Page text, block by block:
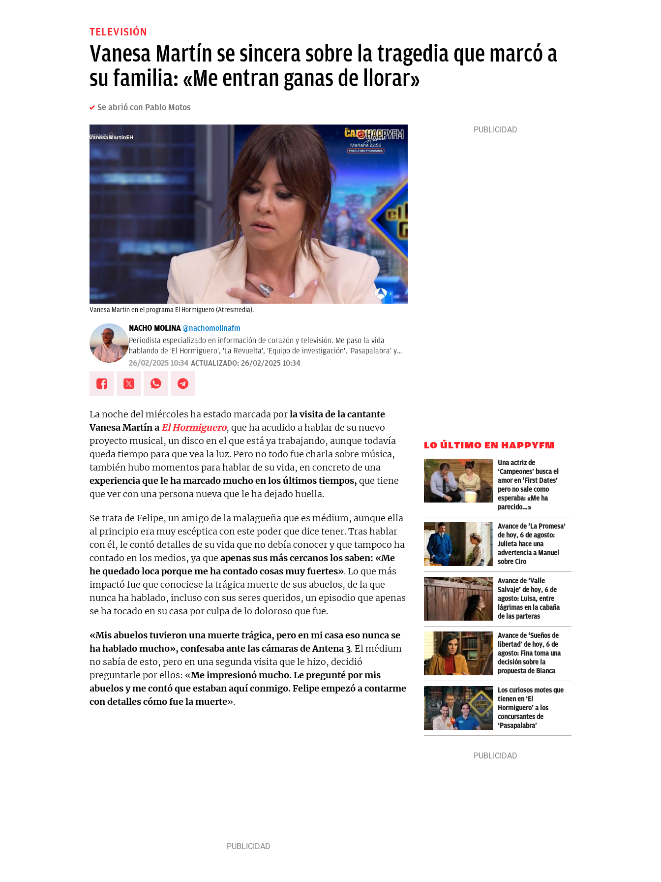
TELEVISIÓN
Vanesa Martín se sincera sobre la tragedia que marcó a
su familia: «Me entran ganas de llorar»
Se abrió con Pablo Motos
Vanesa Martín en el programa El Hormiguero (Atresmedia).
NACHO MOLINA @nachomolinafm
Periodista especializado en información de corazón y televisión. Me paso la vida
hablando de 'El Hormiguero', 'La Revuelta', 'Equipo de investigación', 'Pasapalabra' y
me encanta estudiar las audiencias de televisión cada mañana. Tampoco me pierdo
26/02/2025 10:34 ACTUALIZADO: 26/02/2025 10:34
La noche del miércoles ha estado marcada porla visita de la cantante
Vanesa Martín aEl Hormiguero, que ha acudido a hablar de su nuevo
proyecto musical, un disco en el que está ya trabajando, aunque todavía
queda tiempo para que vea la luz. Pero no todo fue charla sobre música,
también hubo momentos para hablar de su vida, en concreto de una
experiencia que le ha marcado mucho en los últimos tiempos, que tiene
que ver con una persona nueva que le ha dejado huella.
Se trata de Felipe, un amigo de la malagueña que es médium, aunque ella
al principio era muy escéptica con este poder que dice tener. Tras hablar
con él, le contó detalles de su vida que no debía conocer y que tampoco ha
contado en los medios, ya que apenas sus más cercanos los saben: «Me
he quedado loca porque me ha contado cosas muy fuertes». Lo que más
impactó fue que conociese la trágica muerte de sus abuelos, de la que
nunca ha hablado, incluso con sus seres queridos, un episodio que apenas
se ha tocado en su casa por culpa de lo doloroso que fue.
«Mis abuelos tuvieron una muerte trágica, pero en mi casa eso nunca se
ha hablado mucho», confesaba ante las cámaras de Antena 3. El médium
no sabía de esto, pero en una segunda visita que le hizo, decidió
preguntarle por ellos: «Me impresionó mucho. Le pregunté por mis
abuelos y me contó que estaban aquí conmigo. Felipe empezó a contarme
con detalles cómo fue la muerte».
LO ÚLTIMO EN HAPPYFM
Una actriz de
‘Campeones’ busca el
amor en ‘First Dates’
pero no sale como
esperaba: «Me ha
parecido…»
Avance de ‘La Promesa’
de hoy, 6 de agosto:
Julieta hace una
advertencia a Manuel
sobre Ciro
Avance de ‘Valle
Salvaje’ de hoy, 6 de
agosto: Luisa, entre
lágrimas en la cabaña
de las parteras
Avance de ‘Sueños de
libertad’ de hoy, 6 de
agosto: Fina toma una
decisión sobre la
propuesta de Bianca
Los curiosos motes que
tienen en ‘El
Hormiguero’ a los
concursantes de
‘Pasapalabra’